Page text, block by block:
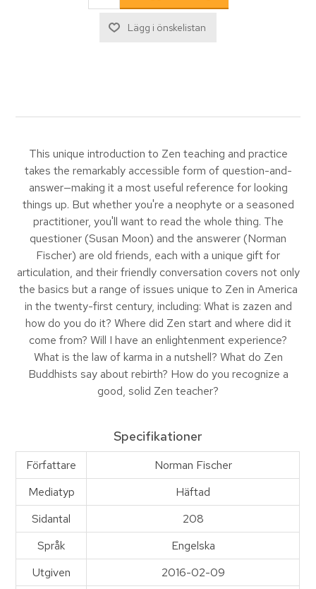
This unique introduction to Zen teaching and practice
takes the remarkably accessible form of question-and-
answer—making it a most useful reference for looking
things up. But whether you're a neophyte or a seasoned
practitioner, you'll want to read the whole thing. The
questioner (Susan Moon) and the answerer (Norman
Fischer) are old friends, each with a unique gift for
articulation, and their friendly conversation covers not only
the basics but a range of issues unique to Zen in America
in the twenty-first century, including: What is zazen and
how do you do it? Where did Zen start and where did it
come from? Will I have an enlightenment experience?
What is the law of karma in a nutshell? What do Zen
Buddhists say about rebirth? How do you recognize a
good, solid Zen teacher?
Specifikationer
Författare
Norman Fischer
Mediatyp
Häftad
Sidantal
208
Språk
Engelska
Utgiven
2016-02-09